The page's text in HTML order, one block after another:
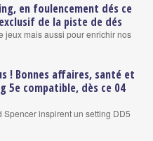
en foulencement dés ce
de la piste de dés
jeux mais aussi pour enrichir nos
! Bonnes affaires, santé et
5e compatible, dès ce 04
inspirent un setting DD5